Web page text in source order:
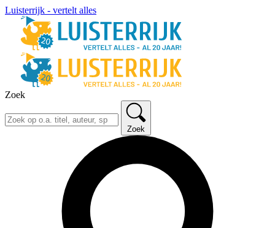
Luisterrijk - vertelt alles
Zoek
Zoek